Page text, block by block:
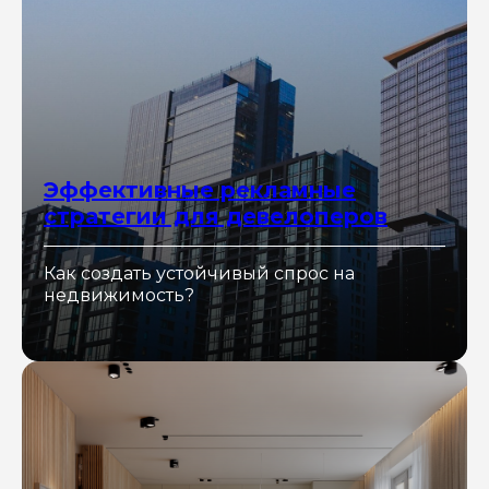
Эффективные рекламные
стратегии для девелоперов
Как создать устойчивый спрос на
недвижимость?